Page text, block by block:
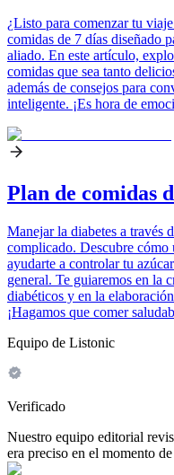
¿Listo para comenzar tu
comidas de 7 días diseñado
aliado. En este artículo,
comidas que sea tanto
además de consejos para
inteligente. ¡Es hora de
Plan de comidas
Manejar la diabetes a través
complicado. Descubre cómo
ayudarte a controlar tu
general. Te guiaremos en la
diabéticos y en la
¡Hagamos que comer
Equipo de Listonic
Verificado
Nuestro equipo editorial
era preciso en el momento